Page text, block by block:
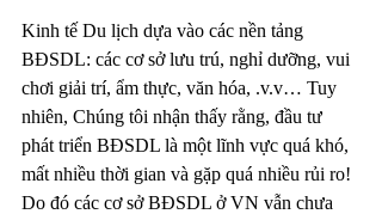
Kinh tế Du lịch dựa vào các nền tảng
BĐSDL: các cơ sở lưu trú, nghỉ dưỡng, vui
chơi giải trí, ẩm thực, văn hóa, .v.v… Tuy
nhiên, Chúng tôi nhận thấy rằng, đầu tư
phát triển BĐSDL là một lĩnh vực quá khó,
mất nhiều thời gian và gặp quá nhiều rủi ro!
Do đó các cơ sở BĐSDL ở VN vẫn chưa